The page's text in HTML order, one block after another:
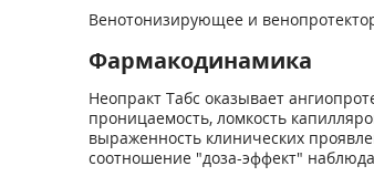
Венотонизирующее и
Фармакодинамика
Неопракт Табс оказывает
проницаемость, ломкость
выраженность клинических
соотношение "доза-эффект"